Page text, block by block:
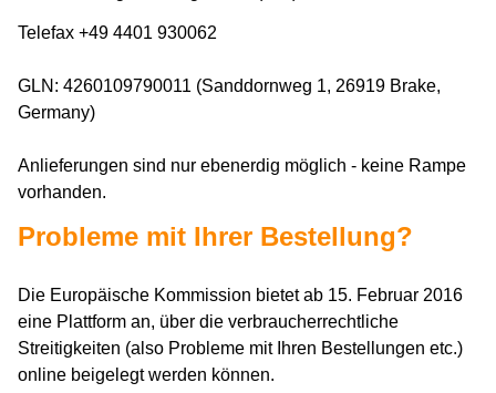
Telefax +49 4401 930062
GLN: 4260109790011 (Sanddornweg 1, 26919 Brake,
Germany)
Anlieferungen sind nur ebenerdig möglich - keine Rampe
vorhanden.
Probleme mit Ihrer Bestellung?
Die Europäische Kommission bietet ab 15. Februar 2016
eine Plattform an, über die verbraucherrechtliche
Streitigkeiten (also Probleme mit Ihren Bestellungen etc.)
online beigelegt werden können.